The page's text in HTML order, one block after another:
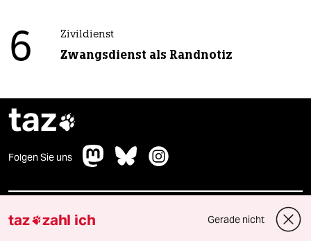
6 Zivildienst
Zwangsdienst als Randnotiz
taz
Folgen Sie uns
Ressorts
taz zahl ich Gerade nicht